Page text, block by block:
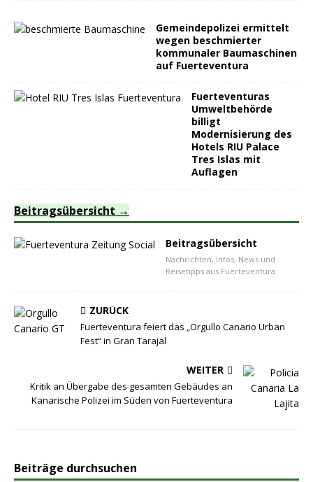
Gemeindepolizei ermittelt
wegen beschmierter
kommunaler Baumaschinen
auf Fuerteventura
Fuerteventuras
Umweltbehörde
billigt
Modernisierung des
Hotels RIU Palace
Tres Islas mit
Auflagen
Beitragsübersicht
Beitragsübersicht
Nachrichten, Infos, News und
Reisetipps aus Fuerteventura
ZURÜCK
Fuerteventura feiert das „Orgullo Canario Urban
Fest“ in Gran Tarajal
WEITER
Kritik an Übergabe des gesamten Gebäudes an
Kanarische Polizei im Süden von Fuerteventura
Beiträge durchsuchen